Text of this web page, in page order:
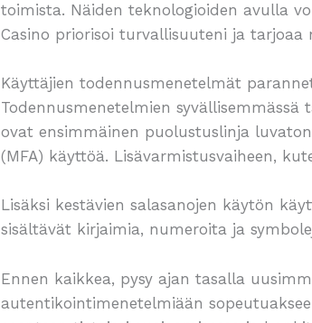
toimista. Näiden teknologioiden avulla
Casino priorisoi turvallisuuteni ja
Käyttäjien todennusmenetelmät
Todennusmenetelmien
ovat ensimmäinen puolustuslinja
(MFA) käyttöä. Lisävarmistusvaiheen,
Lisäksi kestävien salasanojen käytön
sisältävät kirjaimia, numeroita ja
Ennen kaikkea, pysy ajan tasalla
autentikointimenetelmiään